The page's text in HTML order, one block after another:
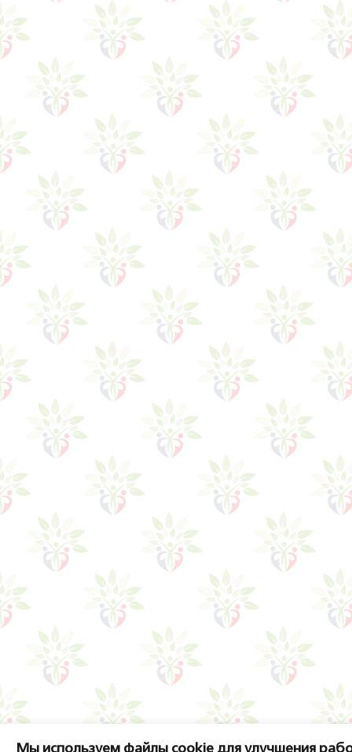
Мы используем файлы cookie для улучшения